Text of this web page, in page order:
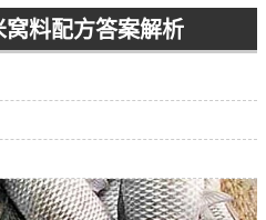
料配方答案解析